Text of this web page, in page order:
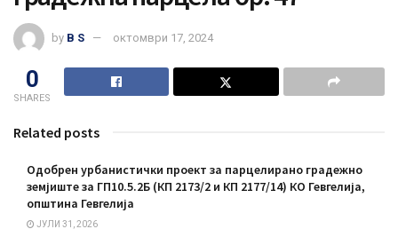
by B S октомври 17, 2024
0
SHARES
Related posts
Одобрен урбанистички проект за парцелирано градежно
земјиште за ГП10.5.2Б (КП 2173/2 и КП 2177/14) КО Гевгелија,
општина Гевгелија
ЈУЛИ 31, 2026